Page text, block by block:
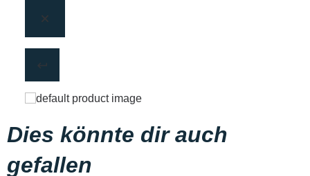
Dies könnte dir auch
gefallen